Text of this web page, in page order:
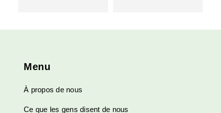
Menu
À propos de nous
Ce que les gens disent de nous